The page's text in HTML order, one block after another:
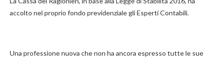
accolto nel proprio fondo previdenziale gli Esperti Contabili.
Una professione nuova che non ha ancora espresso tutte le sue